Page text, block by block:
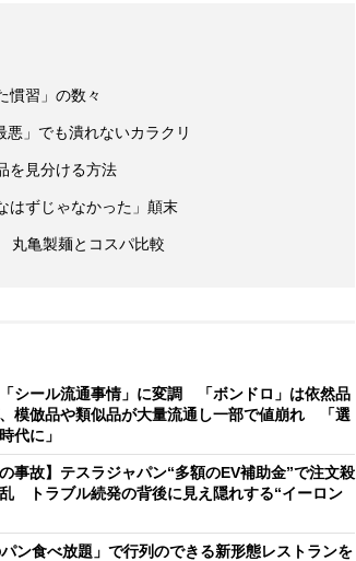
慣習」の数々
」でも潰れないカラクリ
を見分ける方法
はずじゃなかった」顛末
丸亀製麺とコスパ比較
シール流通事情」に変調 「ボンドロ」は依然品
模倣品や類似品が大量流通し一部で値崩れ 「選
代に」
の事故】テスラジャパン“多額のEV補助金”で注文殺
トラブル続発の背後に見え隠れする“イーロン
パン食べ放題」で行列のできる新形態レストランを